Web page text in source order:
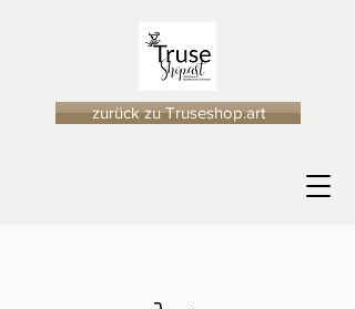
zurück zu Truseshop.art